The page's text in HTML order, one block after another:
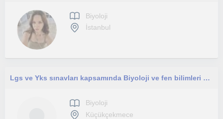
Biyoloji
İstanbul
Lgs ve Yks sınavları kapsamında Biyoloji ve fen bilimleri özel dersi verilir
Biyoloji
Küçükçekmece